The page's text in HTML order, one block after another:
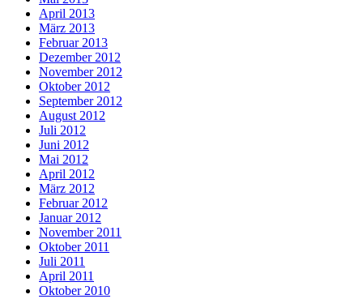
April 2013
März 2013
Februar 2013
Dezember 2012
November 2012
Oktober 2012
September 2012
August 2012
Juli 2012
Juni 2012
Mai 2012
April 2012
März 2012
Februar 2012
Januar 2012
November 2011
Oktober 2011
Juli 2011
April 2011
Oktober 2010